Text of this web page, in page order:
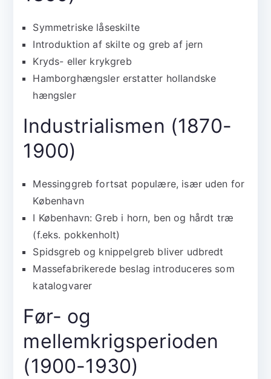
Symmetriske låseskilte
Introduktion af skilte og greb af jern
Kryds- eller krykgreb
Hamborghængsler erstatter hollandske
hængsler
Industrialismen (1870-
1900)
Messinggreb fortsat populære, især uden for
København
I København: Greb i horn, ben og hårdt træ
(f.eks. pokkenholt)
Spidsgreb og knippelgreb bliver udbredt
Massefabrikerede beslag introduceres som
katalogvarer
Før- og
mellemkrigsperioden
(1900-1930)